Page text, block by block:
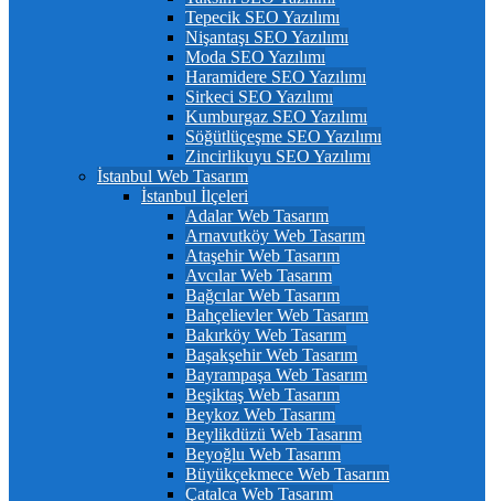
Tepecik SEO Yazılımı
Nişantaşı SEO Yazılımı
Moda SEO Yazılımı
Haramidere SEO Yazılımı
Sirkeci SEO Yazılımı
Kumburgaz SEO Yazılımı
Söğütlüçeşme SEO Yazılımı
Zincirlikuyu SEO Yazılımı
İstanbul Web Tasarım
İstanbul İlçeleri
Adalar Web Tasarım
Arnavutköy Web Tasarım
Ataşehir Web Tasarım
Avcılar Web Tasarım
Bağcılar Web Tasarım
Bahçelievler Web Tasarım
Bakırköy Web Tasarım
Başakşehir Web Tasarım
Bayrampaşa Web Tasarım
Beşiktaş Web Tasarım
Beykoz Web Tasarım
Beylikdüzü Web Tasarım
Beyoğlu Web Tasarım
Büyükçekmece Web Tasarım
Çatalca Web Tasarım